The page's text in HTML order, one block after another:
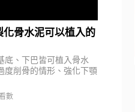
化骨水泥可以植入的
底、下巴皆可植入骨水
度削骨的情形、強化下顎
數